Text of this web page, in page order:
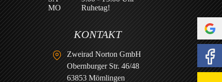
MO
Ruhetag!
KONTAKT
Zweirad Norton GmbH
Obernburger Str. 46/48
63853 Mömlingen